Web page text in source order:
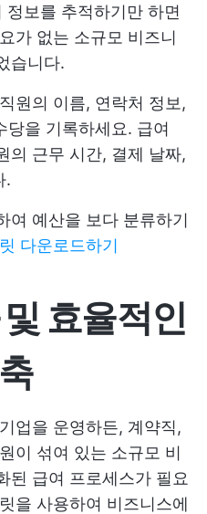
보를 추적하기만 하면
가 없는 소규모 비즈니
습니다.
원의 이름, 연락처 정보,
당을 기록하세요. 급여
의 근무 시간, 결제 날짜,
.
여 예산을 보다 분류하기
다운로드하기
효율적인
업을 운영하든, 계약직,
이 섞여 있는 소규모 비
된 급여 프로세스가 필요
을 사용하여 비즈니스에